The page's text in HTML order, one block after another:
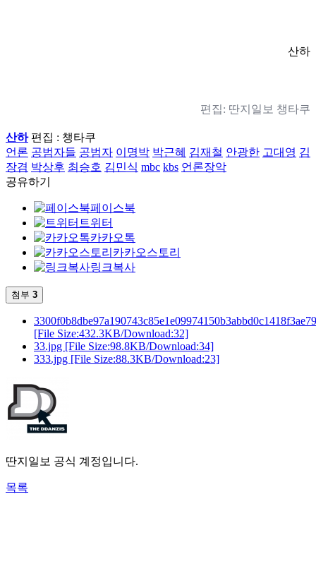
산하
편집: 딴지일보 챙타쿠
산하 편집 : 챙타쿠
언론 공범자들 공범자 이명박 박근혜 김재철 안광한 고대영 김
장겸 박상후 최승호 김민식 mbc kbs 언론장악
공유하기
페이스북
트위터
카카오톡
카카오스토리
링크복사
첨부 3
[File Size:432.3KB/Download:32]
33.jpg [File Size:98.8KB/Download:34]
333.jpg [File Size:88.3KB/Download:23]
딴지일보 공식 계정입니다.
목록